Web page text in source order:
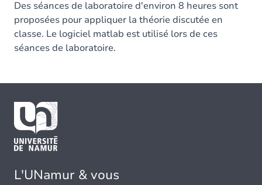
Des séances de laboratoire d'environ 8 heures sont
proposées pour appliquer la théorie discutée en
classe. Le logiciel matlab est utilisé lors de ces
séances de laboratoire.
L'UNamur & vous